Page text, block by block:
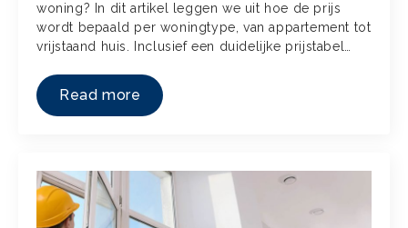
woning? In dit artikel leggen we uit hoe de prijs
wordt bepaald per woningtype, van appartement tot
vrijstaand huis. Inclusief een duidelijke prijstabel…
Read more